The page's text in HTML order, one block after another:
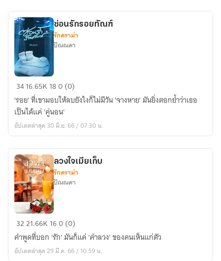
ซ่อน
รอย
ทัณฑ์
ซ่อนรักรอยทัณฑ์
รักดราม่า
ปัณณดา
3416.65K 180 (0)
'รอย' ที่เขามอบให้ลบยังไงก็ไม่มีวัน 'จางหาย' มันยิ่งตอกย้ำว่าเธอ
เป็นได้แค่ 'คู่นอน'
อัปเดตล่าสุด 30 มิ.ย. 66 / 07:30 น.
ลวง
ใจ
เมีย
เก็บ
ลวงใจเมียเก็บ
รักดราม่า
ปัณณดา
3221.66K 160 (0)
คำพูดที่บอก 'รัก' มันก็แค่ 'คำลวง' ของคนเห็นแก่ตัว
อัปเดตล่าสุด 29 มี.ค. 66 / 10:59 น.